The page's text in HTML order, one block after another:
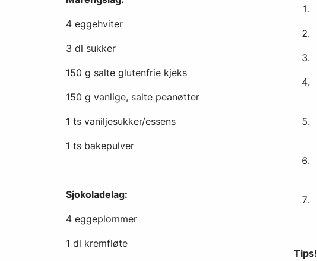
4 eggehviter
3 dl sukker
150 g salte glutenfrie kjeks
150 g vanlige, salte peanøtter
1 ts vaniljesukker/essens
1 ts bakepulver
Sjokoladelag:
4 eggeplommer
1 dl kremfløte
Tips!